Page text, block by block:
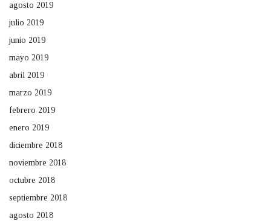
agosto 2019
julio 2019
junio 2019
mayo 2019
abril 2019
marzo 2019
febrero 2019
enero 2019
diciembre 2018
noviembre 2018
octubre 2018
septiembre 2018
agosto 2018